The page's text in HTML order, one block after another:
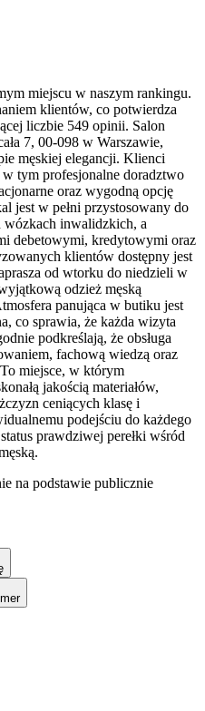
miejscu w naszym rankingu.
klientów, co potwierdza
liczbie 549 opinii. Salon
7, 00-098 w Warszawie,
męskiej elegancji. Klienci
w tym profesjonalne doradztwo
oraz wygodną opcję
jest w pełni przystosowany do
wózkach inwalidzkich, a
debetowymi, kredytowymi oraz
klientów dostępny jest
od wtorku do niedzieli w
odzież męską
panująca w butiku jest
co sprawia, że każda wizyta
podkreślają, że obsługa
fachową wiedzą oraz
miejsce, w którym
jakością materiałów,
ceniących klasę i
podejściu do każdego
prawdziwej perełki wśród
na podstawie publicznie